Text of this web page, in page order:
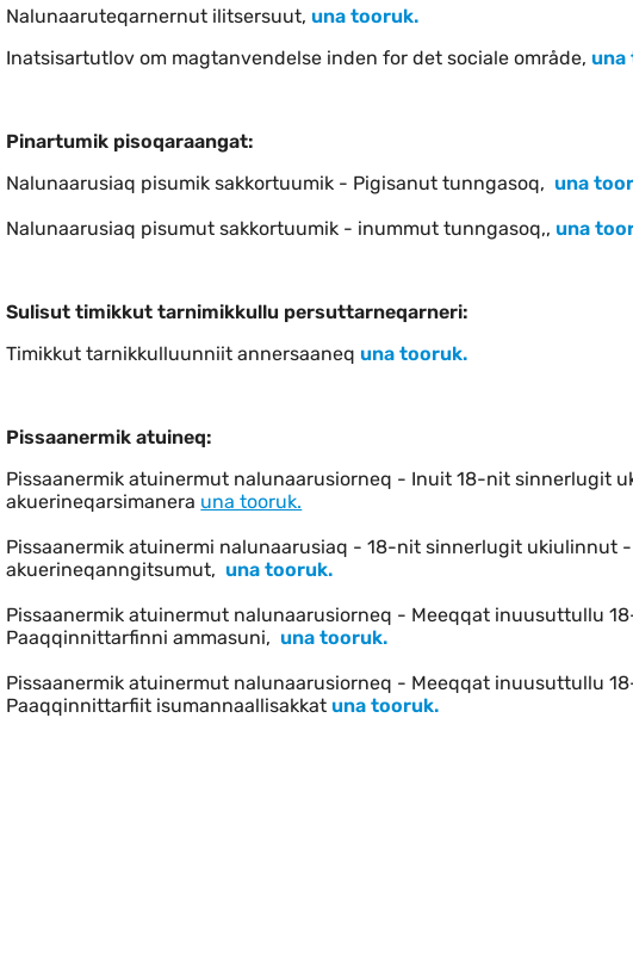
indhold
Nalunaaruteqarnernut ilitsersuut, una tooruk.
Inatsisartutlov om magtanvendelse inden for det sociale område, una
Pinartumik pisoqaraangat:
Nalunaarusiaq pisumik sakkortuumik - Pigisanut tunngasoq, una
Nalunaarusiaq pisumut sakkortuumik - inummut tunngasoq,, una
Sulisut timikkut tarnimikkullu persuttarneqarneri:
Timikkut tarnikkulluunniit annersaaneq una tooruk.
Pissaanermik atuineq:
Pissaanermik atuinermut nalunaarusiorneq - Inuit 18-nit sinnerlugit
akuerineqarsimanera una tooruk.
Pissaanermik atuinermi nalunaarusiaq - 18-nit sinnerlugit ukiulinnut
akuerineqanngitsumut, una tooruk.
Pissaanermik atuinermut nalunaarusiorneq - Meeqqat inuusuttullu
Paaqqinnittarfinni ammasuni, una tooruk.
Pissaanermik atuinermut nalunaarusiorneq - Meeqqat inuusuttullu
Paaqqinnittarfiit isumannaallisakkat una tooruk.